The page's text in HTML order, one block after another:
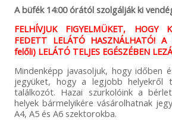
A büfék 14:00 órától szolgálják ki
FELHÍVJUK FIGYELMÜKET, HOGY
FEDETT LELÁTÓ HASZNÁLHATÓ!
felőli) LELÁTÓ TELJES EGÉSZÉBEN
Mindenképp javasoljuk, hogy időben
jegyüket, hogy a legjobb helyekről
találkozót. Hazai szurkolóink a
helyek bármelyikére vásárolhatnak
A4, A5 és A6 szektorokba.